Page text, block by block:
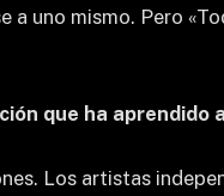
a uno mismo. Pero
que ha
Los artistas